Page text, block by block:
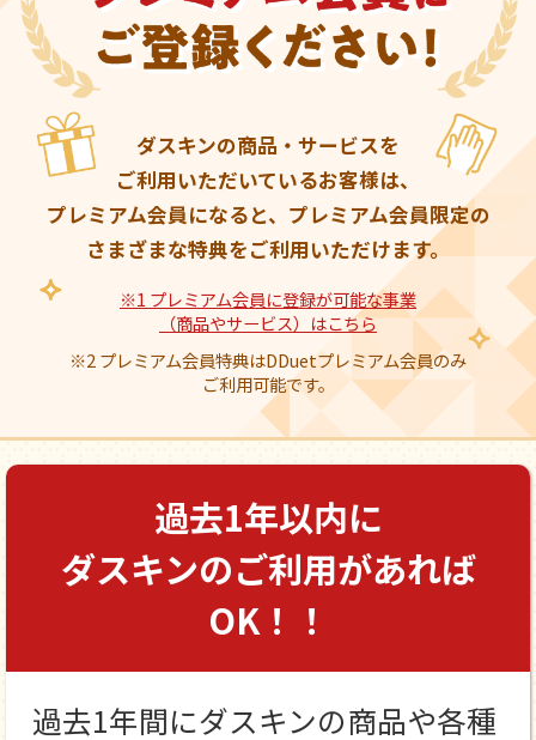
ダスキンの商品・サービスを
ご利用いただいているお客様は、
プレミアム会員になると、プレミアム会員限定の
さまざまな特典をご利用いただけます。
※1 プレミアム会員に登録が可能な事業
（商品やサービス）はこちら
※2 プレミアム会員特典はDDuetプレミアム会員のみ
ご利用可能です。
過去1年以内に
ダスキンのご利用があれば
OK！！
過去1年間にダスキンの商品や各種